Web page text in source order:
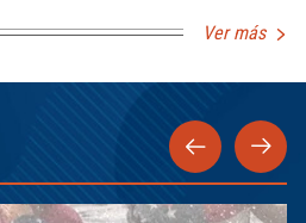
Ver más